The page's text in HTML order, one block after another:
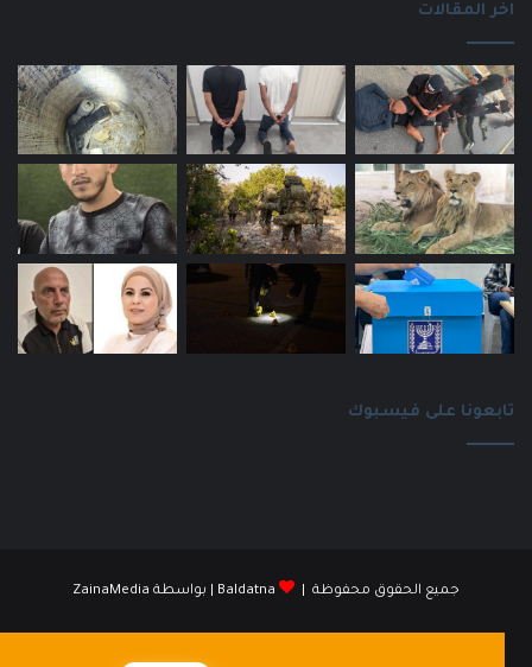
اخر المقالات
تابعونا على فيسبوك
جميع الحقوق محفوظة | Baldatna | بواسطة ZainaMedia